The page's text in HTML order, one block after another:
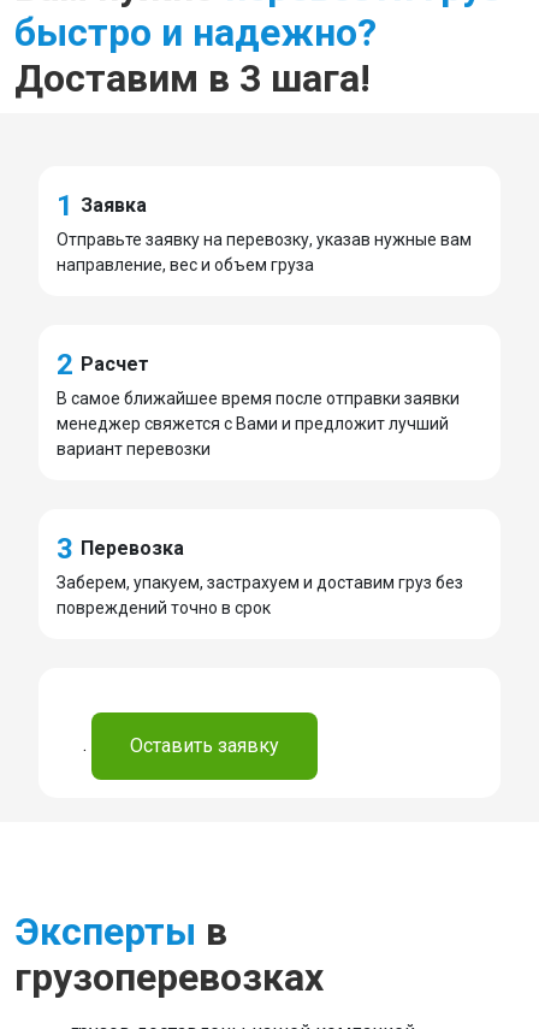
быстро и надежно?
Доставим в 3 шага!
1 Заявка
Отправьте заявку на перевозку, указав нужные вам
направление, вес и объем груза
2 Расчет
В самое ближайшее время после отправки заявки
менеджер свяжется с Вами и предложит лучший
вариант перевозки
3 Перевозка
Заберем, упакуем, застрахуем и доставим груз без
повреждений точно в срок
. Оставить заявку
Эксперты в
грузоперевозках